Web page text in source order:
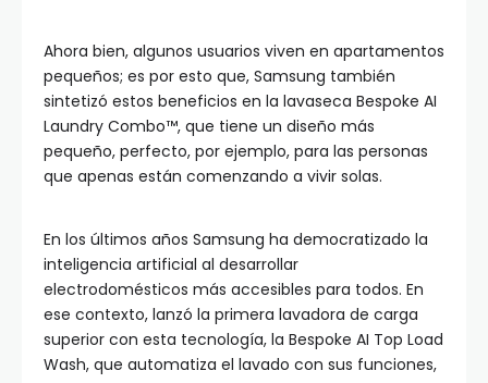
Ahora bien, algunos usuarios viven en apartamentos
pequeños; es por esto que, Samsung también
sintetizó estos beneficios en la lavaseca Bespoke AI
Laundry Combo™, que tiene un diseño más
pequeño, perfecto, por ejemplo, para las personas
que apenas están comenzando a vivir solas.
En los últimos años Samsung ha democratizado la
inteligencia artificial al desarrollar
electrodomésticos más accesibles para todos. En
ese contexto, lanzó la primera lavadora de carga
superior con esta tecnología, la Bespoke AI Top Load
Wash, que automatiza el lavado con sus funciones,